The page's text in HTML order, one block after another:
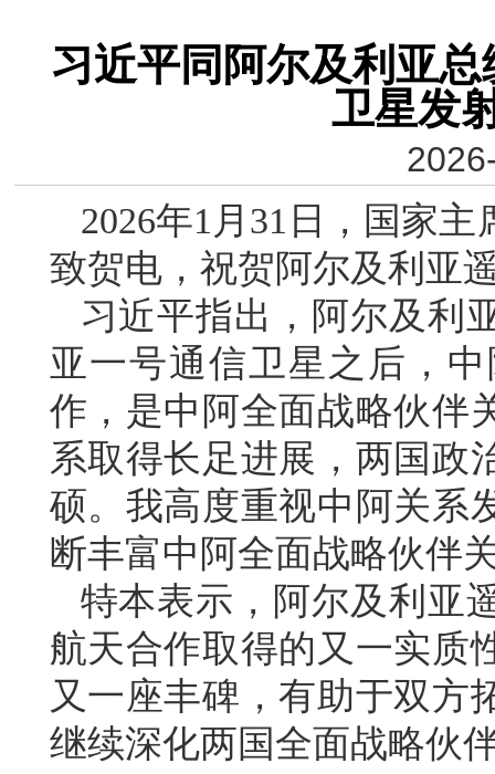
习近平同阿尔及利亚
卫星发
2026年1月31日，国家
致贺电，祝贺阿尔及利亚
习近平指出，阿尔及利
亚一号通信卫星之后，
作，是中阿全面战略伙伴
系取得长足进展，两国政
硕。我高度重视中阿关系
断丰富中阿全面战略伙伴
特本表示，阿尔及利亚
航天合作取得的又一实质
又一座丰碑，有助于双方
继续深化两国全面战略伙